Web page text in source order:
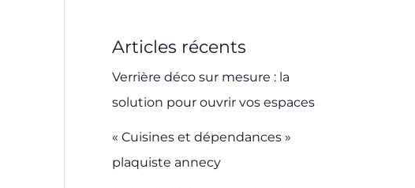
Articles récents
Verrière déco sur mesure : la
solution pour ouvrir vos espaces
« Cuisines et dépendances »
plaquiste annecy